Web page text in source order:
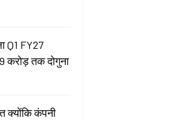
Q1 FY27
करोड़ तक दोगुना
क्योंकि कंपनी